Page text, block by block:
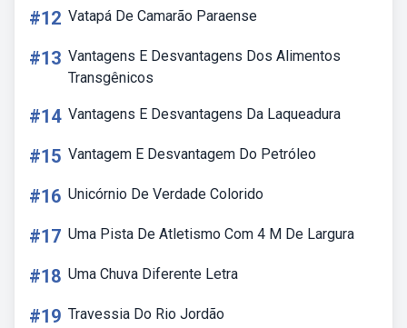
#12 Vatapá De Camarão Paraense
#13 Vantagens E Desvantagens Dos Alimentos
Transgênicos
#14 Vantagens E Desvantagens Da Laqueadura
#15 Vantagem E Desvantagem Do Petróleo
#16 Unicórnio De Verdade Colorido
#17 Uma Pista De Atletismo Com 4 M De Largura
#18 Uma Chuva Diferente Letra
#19 Travessia Do Rio Jordão